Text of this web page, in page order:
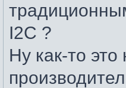
I2C ?
Ну как-то